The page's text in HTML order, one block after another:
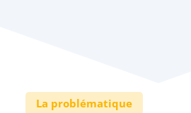
La problématique